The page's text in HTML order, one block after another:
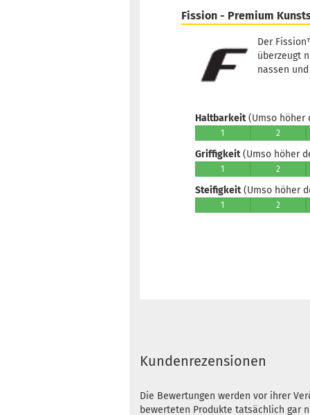
Fission - Premium
Der
überzeugt
nassen
Haltbarkeit(Umso höher
1 2
Griffigkeit(Umso höher
1 2
Steifigkeit(Umso höher
1 2
Kundenrezensionen
Die Bewertungen werden vor ihrer
bewerteten Produkte tatsächlich gar